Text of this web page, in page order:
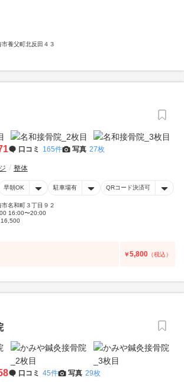
養父町北反田４３
口コミ 165件 写真 27枚
整体
早朝OK 駐車場有 QRコード決済可
名和町３丁目９２
16:00〜20:00
16,500
￥5,800 （税込）
口コミ 45件 写真 29枚